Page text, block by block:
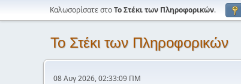
Καλωσορίσατε στοΤο Στέκι των Πληροφορικών.
Το Στέκι των Πληροφορικών
08 Αυγ 2026, 02:33:09 ΠΜ